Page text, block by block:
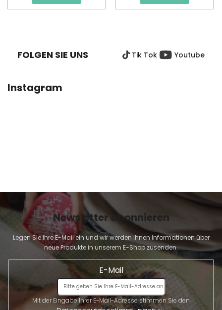
FOLGEN SIE UNS Tik Tok Youtube
Instagram
Newsletter abonnieren
Legen Sie Ihre E-Mail ein und wir werden Ihnen Informationen über
neue Produkte in unserem E-Shop zusenden.
E-Mail